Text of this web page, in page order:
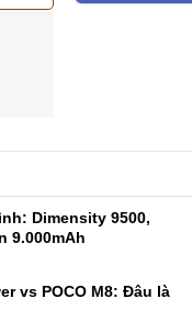
Dimensity 9500,
9.000mAh